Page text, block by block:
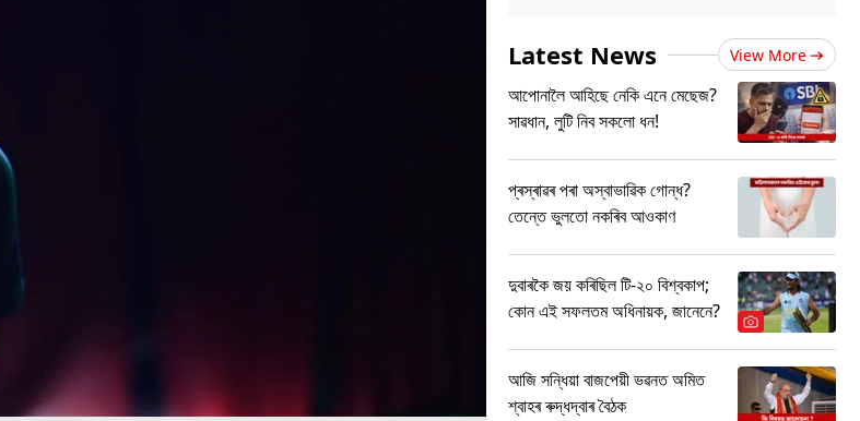
Latest News View More
আপোনালৈ আহিছে নেকি এনে মেছেজ?
সাৱধান, লুটি নিব সকলো ধন!
প্ৰস্ৰাৱৰ পৰা অস্বাভাৱিক গোন্ধ?
তেন্তে ভুলতো নকৰিব আওকাণ
দুবাৰকৈ জয় কৰিছিল টি-২০ বিশ্বকাপ;
কোন এই সফলতম অধিনায়ক, জানেনে?
আজি সন্ধিয়া বাজপেয়ী ভৱনত অমিত
শ্বাহৰ ৰুদ্ধদ্বাৰ বৈঠক